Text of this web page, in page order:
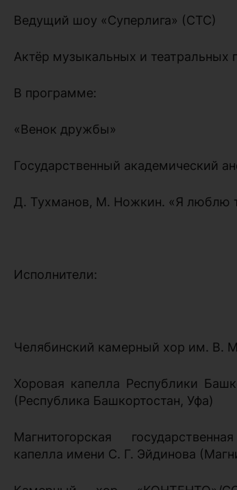
Ведущий шоу «Суперлига» (СТС)
Актёр музыкальных и театральных
В программе:
«Венок дружбы»
Государственный академический
Д. Тухманов, М. Ножкин. «Я люблю
Исполнители:
Челябинский камерный хор им. В.
Хоровая капелла Республики
(Республика Башкортостан, Уфа)
Магнитогорская
капелла имени С. Г. Эйдинова